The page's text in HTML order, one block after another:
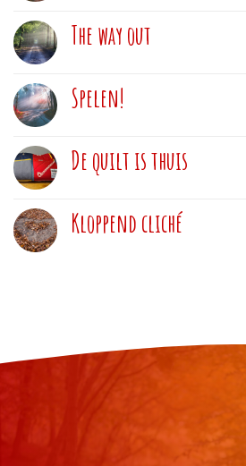
The way out
Spelen!
De quilt is thuis
Kloppend cliché